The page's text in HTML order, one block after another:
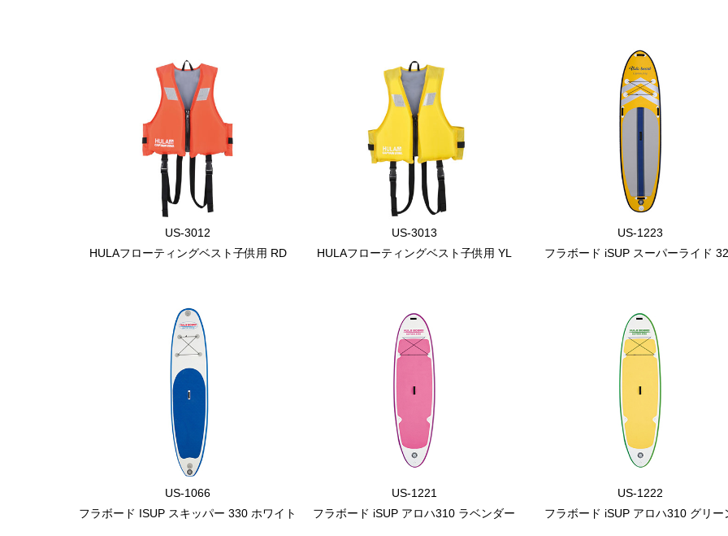
US-3012
HULAフローティングベスト子供用 RD
US-3013
HULAフローティングベスト子供用 YL
US-1223
フラボード iSUP スーパーライド
US-1066
フラボード ISUP スキッパー 330 ホワイト
US-1221
フラボード iSUP アロハ310 ラベンダー
US-1222
フラボード iSUP アロハ310 グリー